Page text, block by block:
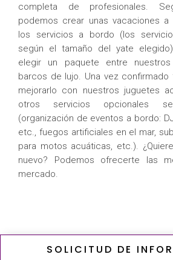
completa de profesionales.
podemos crear unas vacaciones
los servicios a bordo (los
según el tamaño del yate
elegir un paquete entre
barcos de lujo. Una vez
mejorarlo con nuestros juguetes
otros servicios opcionales
(organización de eventos a bordo:
etc., fuegos artificiales en el mar,
para motos acuáticas, etc.).
nuevo? Podemos ofrecerte las
mercado.
SOLICITUD DE